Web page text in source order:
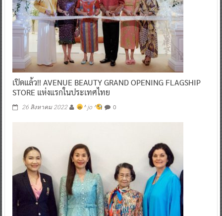
เปิดแล้ว!! AVENUE BEAUTY GRAND OPENING FLAGSHIP
STORE แห่งแรกในประเทศไทย
26 สิงหาคม 2022 ^ jo ^ 0